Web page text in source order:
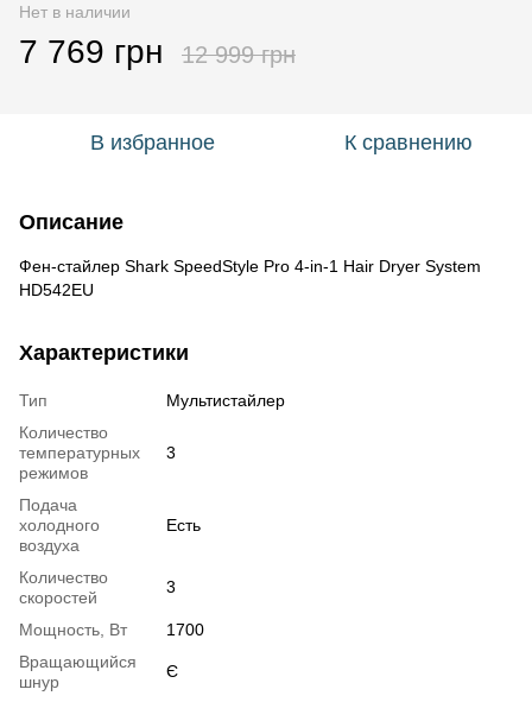
Нет в наличии
7 769 грн 12 999 грн
В избранное К сравнению
Описание
Фен-стайлер Shark SpeedStyle Pro 4-in-1 Hair Dryer System
HD542EU
Характеристики
Тип
Мультистайлер
Количество
температурных
режимов
3
Подача
холодного
воздуха
Есть
Количество
скоростей
3
Мощность, Вт
1700
Вращающийся
шнур
Є